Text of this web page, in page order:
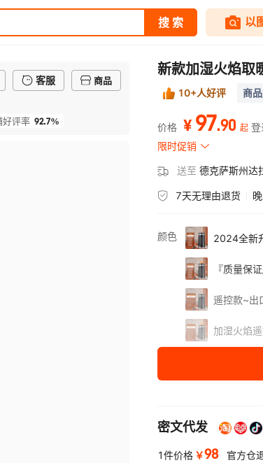
客服
商品
好评率 92.7%
新款加湿火焰取
10+人好评 商
价格 ¥ 97.90 起 登
限时促销
送至 德克萨斯州达
7天无理由退货
颜色 2024全新
『质量保
遥控款~出
加湿火焰
密文代发
1件价格 ￥98 官方仓